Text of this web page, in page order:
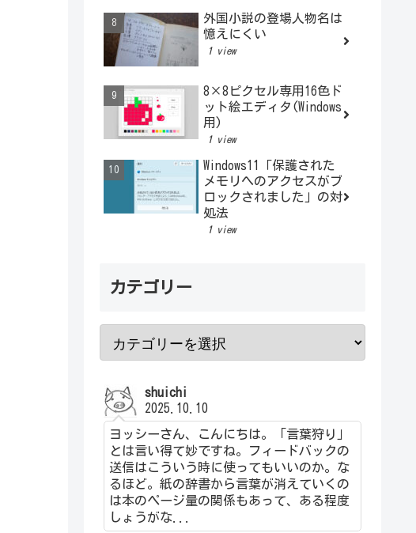
外国小説の登場人物名は
憶えにくい
1 view
8×8ピクセル専用16色ド
ット絵エディタ(Windows
用)
1 view
Windows11「保護された
メモリへのアクセスがブ
ロックされました」の対
処法
1 view
カテゴリー
shuichi
2025.10.10
ヨッシーさん、こんにちは。「言葉狩り」
とは言い得て妙ですね。フィードバックの
送信はこういう時に使ってもいいのか。な
るほど。紙の辞書から言葉が消えていくの
は本のページ量の関係もあって、ある程度
しょうがな...